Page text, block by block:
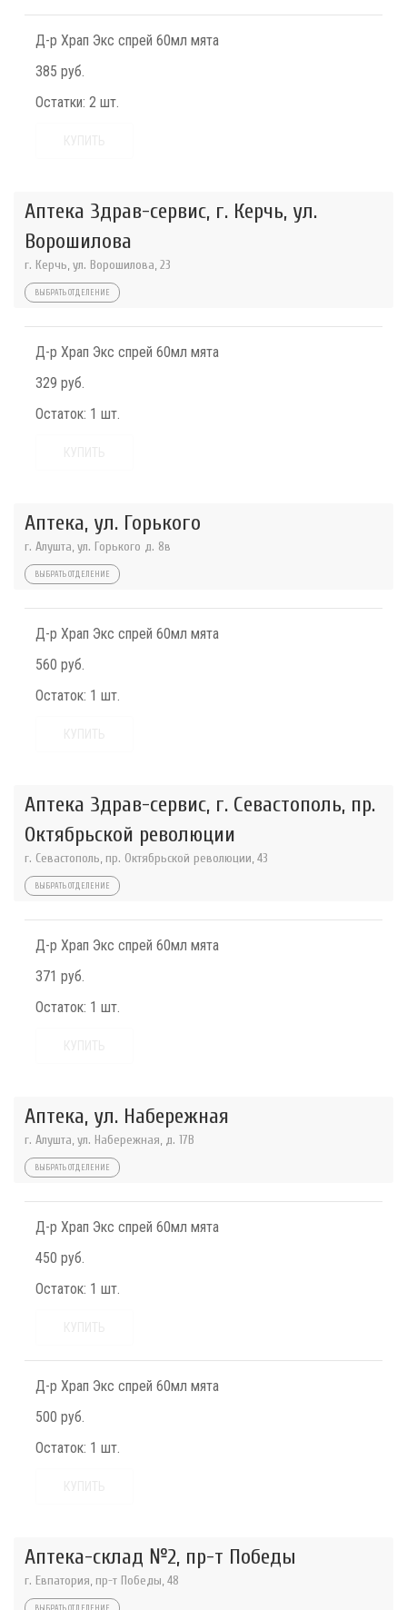
Д-р Храп Экс спрей 60мл мята
385 руб.
Остатки: 2 шт.
Аптека Здрав-сервис, г. Керчь, ул.
Ворошилова
г. Керчь, ул. Ворошилова, 23
ВЫБРАТЬ ОТДЕЛЕНИЕ
Д-р Храп Экс спрей 60мл мята
329 руб.
Остаток: 1 шт.
Аптека, ул. Горького
г. Алушта, ул. Горького д. 8в
ВЫБРАТЬ ОТДЕЛЕНИЕ
Д-р Храп Экс спрей 60мл мята
560 руб.
Остаток: 1 шт.
Аптека Здрав-сервис, г. Севастополь, пр.
Октябрьской революции
г. Севастополь, пр. Октябрьской революции, 43
ВЫБРАТЬ ОТДЕЛЕНИЕ
Д-р Храп Экс спрей 60мл мята
371 руб.
Остаток: 1 шт.
Аптека, ул. Набережная
г. Алушта, ул. Набережная, д. 17В
ВЫБРАТЬ ОТДЕЛЕНИЕ
Д-р Храп Экс спрей 60мл мята
450 руб.
Остаток: 1 шт.
Д-р Храп Экс спрей 60мл мята
500 руб.
Остаток: 1 шт.
Аптека-склад №2, пр-т Победы
г. Евпатория, пр-т Победы, 48